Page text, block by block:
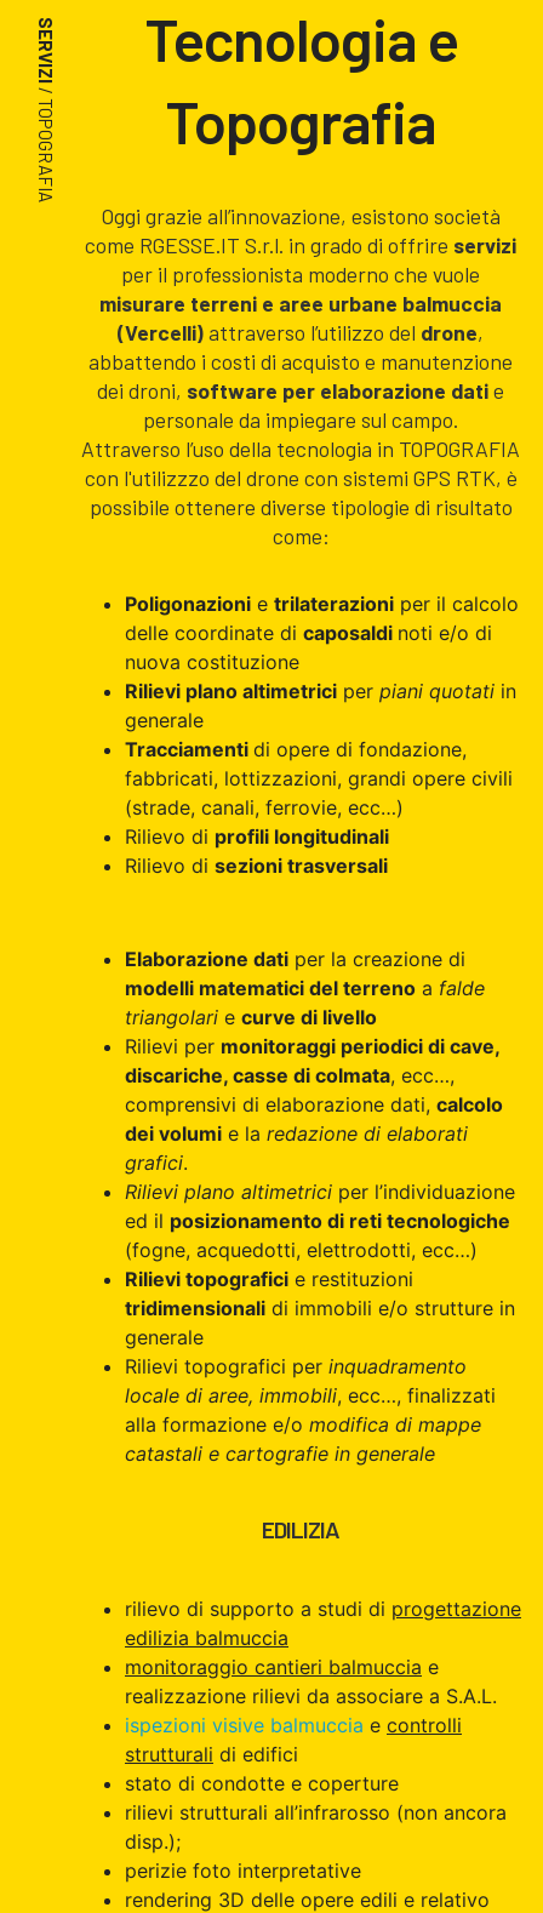
SERVIZI
/ TOPOGRAFIA
Tecnologia e
Topografia
Oggi grazie all’innovazione, esistono società
come RGESSE.IT S.r.l. in grado di offrire servizi
per il professionista moderno che vuole
misurare terreni e aree urbane balmuccia
(Vercelli)attraverso l’utilizzo del drone,
abbattendo i costi di acquisto e manutenzione
dei droni, software per elaborazione datie
personale da impiegare sul campo.
Attraverso l’uso della tecnologia in TOPOGRAFIA
con l'utilizzzo del drone con sistemi GPS RTK, è
possibile ottenere diverse tipologie di risultato
come:
Poligonazioni e trilaterazioni per il calcolo
delle coordinate di caposaldi noti e/o di
nuova costituzione
Rilievi plano altimetrici per piani quotati in
generale
Tracciamenti di opere di fondazione,
fabbricati, lottizzazioni, grandi opere civili
(strade, canali, ferrovie, ecc…)
Rilievo di profili longitudinali
Rilievo di sezioni trasversali
Elaborazione dati per la creazione di
modelli matematici del terreno a falde
triangolari e curve di livello
Rilievi per monitoraggi periodici di cave,
discariche, casse di colmata, ecc…,
comprensivi di elaborazione dati, calcolo
dei volumi e la redazione di elaborati
grafici.
Rilievi plano altimetrici per l’individuazione
ed il posizionamento di reti tecnologiche
(fogne, acquedotti, elettrodotti, ecc…)
Rilievi topografici e restituzioni
tridimensionali di immobili e/o strutture in
generale
Rilievi topografici per inquadramento
locale di aree, immobili, ecc…, finalizzati
alla formazione e/o modifica di mappe
catastali e cartografie in generale
EDILIZIA
rilievo di supporto a studi di progettazione
edilizia balmuccia
monitoraggio cantieri balmuccia e
realizzazione rilievi da associare a S.A.L.
ispezioni visive balmuccia e controlli
strutturali di edifici
stato di condotte e coperture
rilievi strutturali all’infrarosso (non ancora
disp.);
perizie foto interpretative
rendering 3D delle opere edili e relativo